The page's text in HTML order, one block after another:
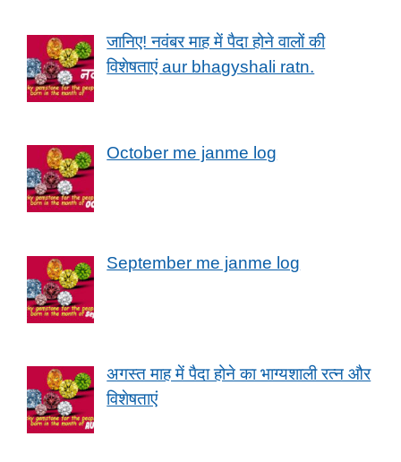
जानिए! नवंबर माह में पैदा होने वालों की
विशेषताएं aur bhagyshali ratn.
October me janme log
September me janme log
अगस्त माह में पैदा होने का भाग्यशाली रत्न और
विशेषताएं